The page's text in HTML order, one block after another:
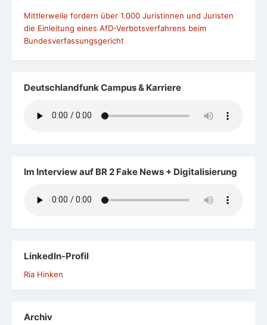
Mittlerweile fordern über 1.000 Juristinnen und Juristen
die Einleitung eines AfD-Verbotsverfahrens beim
Bundesverfassungsgericht
Deutschlandfunk Campus & Karriere
Im Interview auf BR 2 Fake News + Digitalisierung
LinkedIn-Profil
Ria Hinken
Archiv